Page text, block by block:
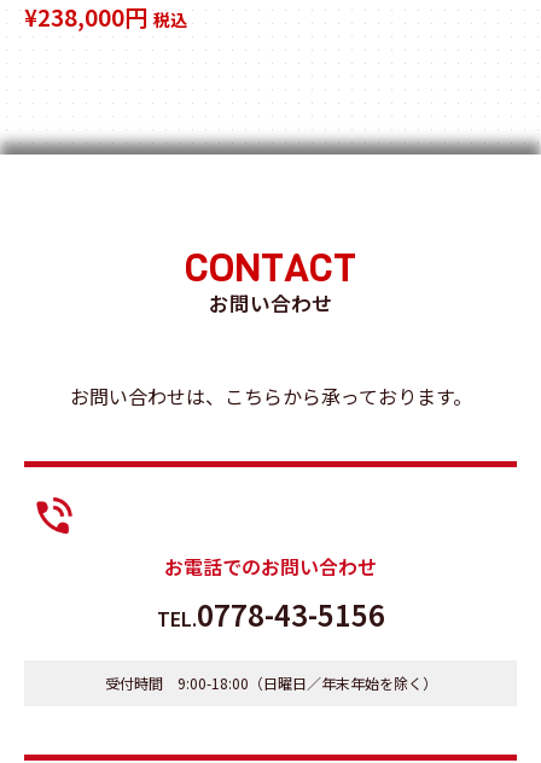
¥238,000円 税込
CONTACT
お問い合わせ
お問い合わせは、こちらから承っております。
お電話でのお問い合わせ
TEL.0778-43-5156
受付時間 9:00-18:00（日曜日／年末年始を除く）